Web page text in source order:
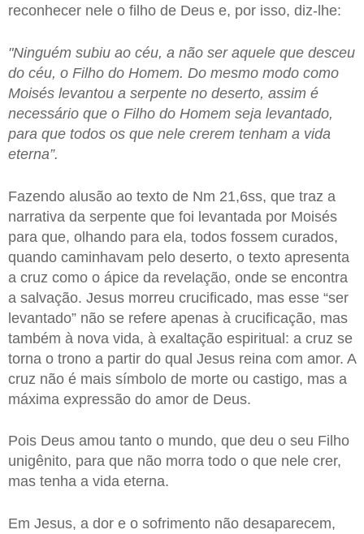
reconhecer nele o filho de Deus e, por isso, diz-lhe:
"Ninguém subiu ao céu, a não ser aquele que desceu
do céu, o Filho do Homem. Do mesmo modo como
Moisés levantou a serpente no deserto, assim é
necessário que o Filho do Homem seja levantado,
para que todos os que nele crerem tenham a vida
eterna”.
Fazendo alusão ao texto de Nm 21,6ss, que traz a
narrativa da serpente que foi levantada por Moisés
para que, olhando para ela, todos fossem curados,
quando caminhavam pelo deserto, o texto apresenta
a cruz como o ápice da revelação, onde se encontra
a salvação. Jesus morreu crucificado, mas esse “ser
levantado” não se refere apenas à crucificação, mas
também à nova vida, à exaltação espiritual: a cruz se
torna o trono a partir do qual Jesus reina com amor. A
cruz não é mais símbolo de morte ou castigo, mas a
máxima expressão do amor de Deus.
Pois Deus amou tanto o mundo, que deu o seu Filho
unigênito, para que não morra todo o que nele crer,
mas tenha a vida eterna.
Em Jesus, a dor e o sofrimento não desaparecem,